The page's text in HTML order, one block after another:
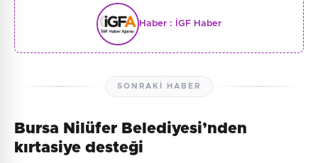
Haber : İGF Haber
SONRAKI HABER
Bursa Nilüfer Belediyesi’nden
kırtasiye desteği